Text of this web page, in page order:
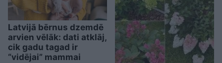
Latvijā bērnus dzemdē
arvien vēlāk: dati atklāj,
cik gadu tagad ir
“vidējai” mammai